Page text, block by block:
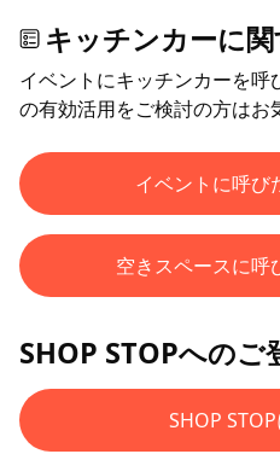
キッチンカーに
イベントにキッチンカーを
の有効活用をご検討の方はお
イベントに呼び
空きスペースに呼
SHOP STOPへのご
SHOP